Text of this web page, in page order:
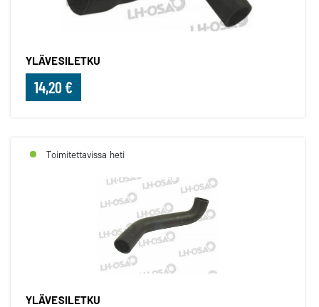
YLÄVESILETKU
14,20 €
Toimitettavissa heti
YLÄVESILETKU